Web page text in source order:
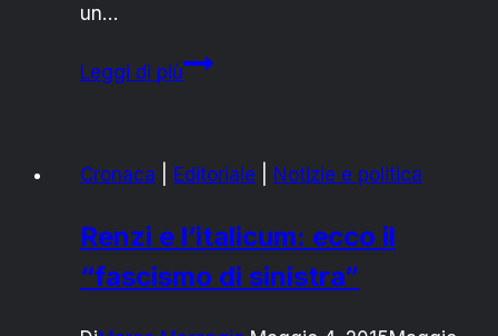
un…
Leggi di piùLABORATORI
26
L’INAUGURAZIONE
Cronaca Editoriale Notizie e politica
Renzi e l’italicum: ecco il
“fascismo di sinistra”